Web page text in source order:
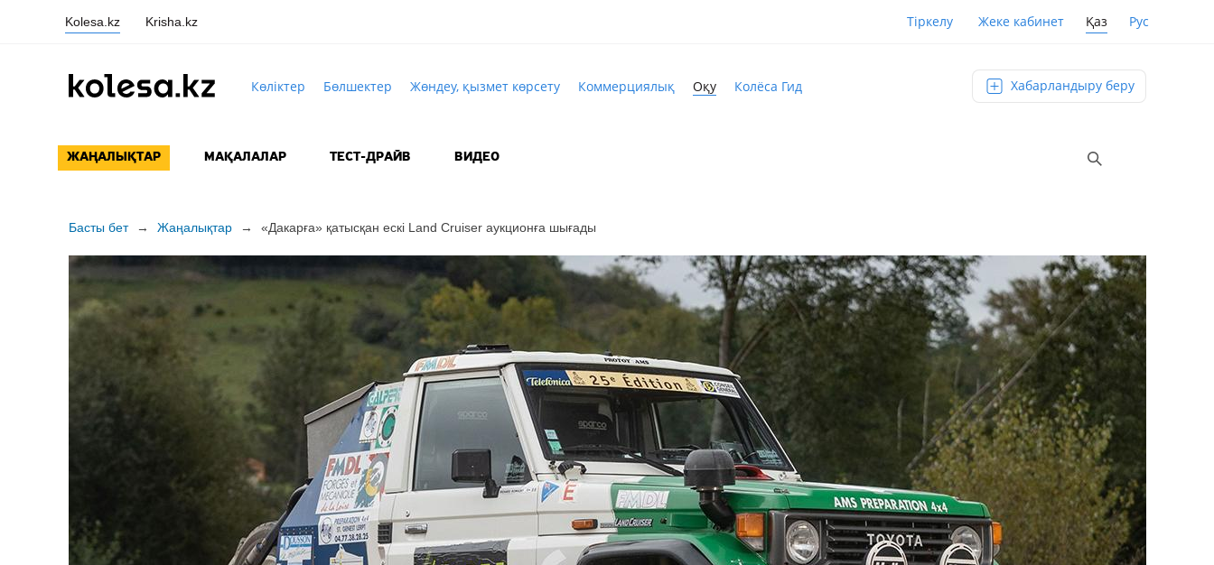
Kolesa.kz Krisha.kz Тіркелу Жеке кабинет Қаз Рус
Көліктер Бөлшектер Жөндеу, қызмет көрсету Коммерциялық Оқу Колёса Гид Хабарландыру беру
ЖАҢАЛЫҚТАР МАҚАЛАЛАР ТЕСТ-ДРАЙВ ВИДЕО
Басты бет → Жаңалықтар → «Дакарға» қатысқан ескі Land Cruiser аукционға шығады